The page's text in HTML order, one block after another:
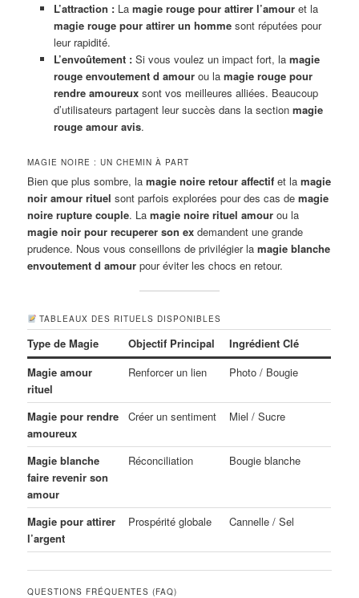
L’attraction :La magie rouge pour attirer l’amouret la
magie rouge pour attirer un hommesont réputées pour
leur rapidité.
L’envoûtement :Si vous voulez un impact fort, la magie
rouge envoutement d amourou la magie rouge pour
rendre amoureuxsont vos meilleures alliées. Beaucoup
d’utilisateurs partagent leur succès dans la section magie
rouge amour avis.
MAGIE NOIRE : UN CHEMIN À PART
Bien que plus sombre, lamagie noire retour affectif et lamagie
noir amour rituel sont parfois explorées pour des cas demagie
noire rupture couple. Lamagie noire rituel amour ou la
magie noir pour recuperer son ex demandent une grande
prudence. Nous vous conseillons de privilégier lamagie blanche
envoutement d amour pour éviter les chocs en retour.
TABLEAUX DES RITUELS DISPONIBLES
Type de Magie Objectif Principal
Ingrédient Clé
Magie amour
rituel
Renforcer un lien Photo / Bougie
Magie pour rendre
amoureux
Créer un sentiment Miel / Sucre
Magie blanche
faire revenir son
amour
Réconciliation Bougie blanche
Magie pour attirer
l’argent
Prospérité globale Cannelle / Sel
QUESTIONS FRÉQUENTES (FAQ)